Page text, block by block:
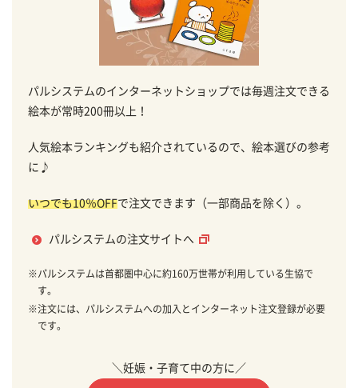
パルシステムのインターネットショップでは毎週注文できる
絵本が常時200冊以上！
人気絵本ランキングも紹介されているので、絵本選びの参考
に♪
いつでも10％OFFで注文できます（一部商品を除く）。
パルシステムの注文サイトへ
※ パルシステムは首都圏中心に約160万世帯が利用している生協で
す。
※注文には、パルシステムへの加入とインターネット注文登録が必要
です。
＼妊娠・子育て中の方に／